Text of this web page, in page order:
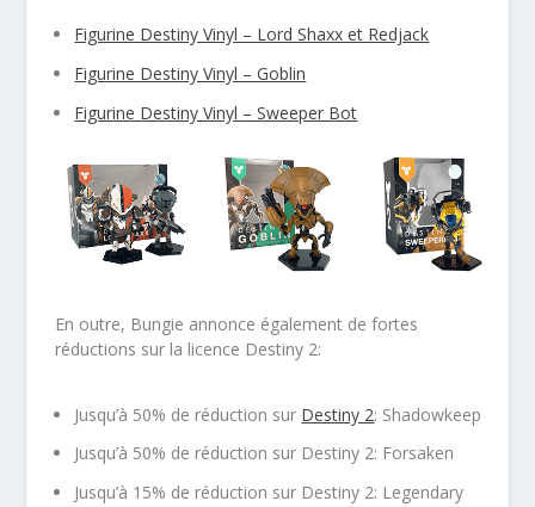
Figurine Destiny Vinyl – Lord Shaxx et Redjack
Figurine Destiny Vinyl – Goblin
Figurine Destiny Vinyl – Sweeper Bot
En outre, Bungie annonce également de fortes
réductions sur la licence Destiny 2:
Jusqu’à 50% de réduction sur Destiny 2: Shadowkeep
Jusqu’à 50% de réduction sur Destiny 2: Forsaken
Jusqu’à 15% de réduction sur Destiny 2: Legendary